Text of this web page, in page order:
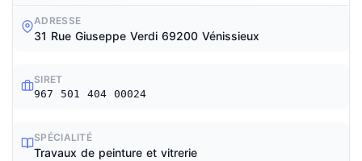
ADRESSE
31 Rue Giuseppe Verdi 69200 Vénissieux
SIRET
967 501 404 00024
SPÉCIALITÉ
Travaux de peinture et vitrerie